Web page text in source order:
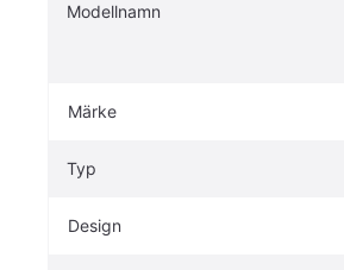
Modellnamn
Märke
Typ
Design